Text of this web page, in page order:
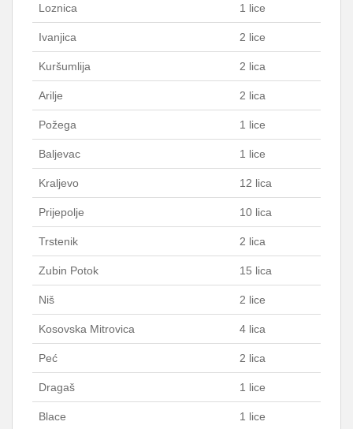
Loznica 1 lice
Ivanjica 2 lice
Kuršumlija 2 lica
Arilje 2 lica
Požega 1 lice
Baljevac 1 lice
Kraljevo 12 lica
Prijepolje 10 lica
Trstenik 2 lica
Zubin Potok 15 lica
Niš 2 lice
Kosovska Mitrovica 4 lica
Peć 2 lica
Dragaš 1 lice
Blace 1 lice